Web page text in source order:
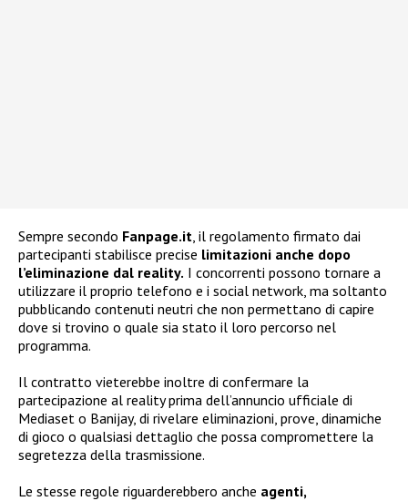
Sempre secondo Fanpage.it, il regolamento firmato dai
partecipanti stabilisce precise limitazioni anche dopo
l’eliminazione dal reality. I concorrenti possono tornare a
utilizzare il proprio telefono e i social network, ma soltanto
pubblicando contenuti neutri che non permettano di capire
dove si trovino o quale sia stato il loro percorso nel
programma.
Il contratto vieterebbe inoltre di confermare la
partecipazione al reality prima dell’annuncio ufficiale di
Mediaset o Banijay, di rivelare eliminazioni, prove, dinamiche
di gioco o qualsiasi dettaglio che possa compromettere la
segretezza della trasmissione.
Le stesse regole riguarderebbero anche agenti,